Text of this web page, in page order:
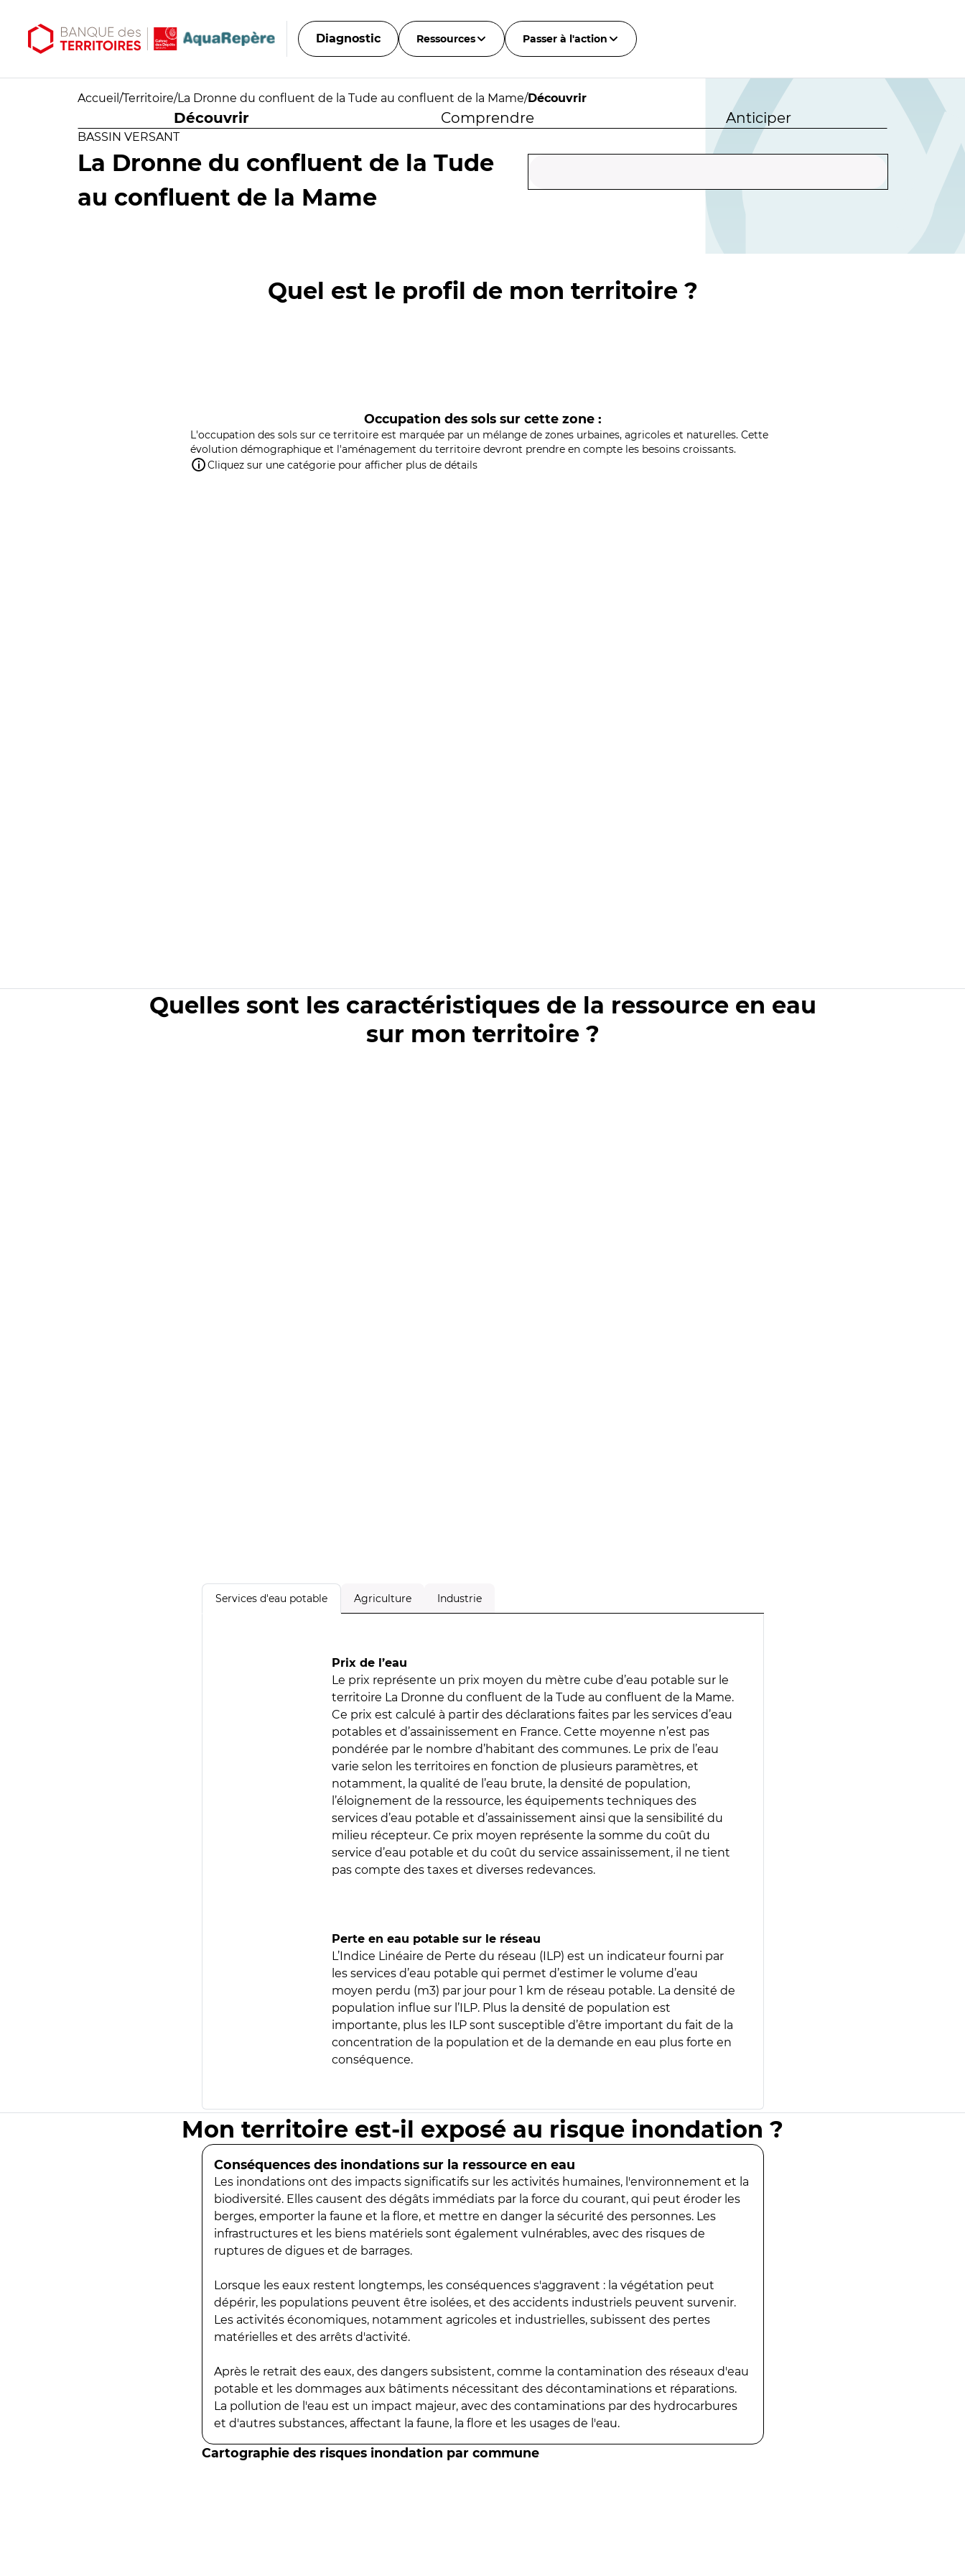
Diagnostic Ressources Passer à l'action
Accueil /Territoire/La Dronne du confluent de la Tude au confluent de la Mame/Découvrir
Découvrir Comprendre Anticiper
BASSIN VERSANT
La Dronne du confluent de la Tude
au confluent de la Mame
Quel est le profil de mon territoire ?
Occupation des sols sur cette zone :
L'occupation des sols sur ce territoire est marquée par un mélange de zones urbaines, agricoles et naturelles. Cette
évolution démographique et l'aménagement du territoire devront prendre en compte les besoins croissants.
Cliquez sur une catégorie pour afficher plus de détails
Quelles sont les caractéristiques de la ressource en eau
sur mon territoire ?
Services d'eau potable Agriculture Industrie
Prix de l’eau
Le prix représente un prix moyen du mètre cube d’eau potable sur le
territoire La Dronne du confluent de la Tude au confluent de la Mame.
Ce prix est calculé à partir des déclarations faites par les services d’eau
potables et d’assainissement en France. Cette moyenne n’est pas
pondérée par le nombre d’habitant des communes. Le prix de l’eau
varie selon les territoires en fonction de plusieurs paramètres, et
notamment, la qualité de l’eau brute, la densité de population,
l’éloignement de la ressource, les équipements techniques des
services d’eau potable et d’assainissement ainsi que la sensibilité du
milieu récepteur. Ce prix moyen représente la somme du coût du
service d’eau potable et du coût du service assainissement, il ne tient
pas compte des taxes et diverses redevances.
Perte en eau potable sur le réseau
L’Indice Linéaire de Perte du réseau (ILP) est un indicateur fourni par
les services d’eau potable qui permet d’estimer le volume d’eau
moyen perdu (m3) par jour pour 1 km de réseau potable. La densité de
population influe sur l’ILP. Plus la densité de population est
importante, plus les ILP sont susceptible d’être important du fait de la
concentration de la population et de la demande en eau plus forte en
conséquence.
Mon territoire est-il exposé au risque inondation ?
Conséquences des inondations sur la ressource en eau
Les inondations ont des impacts significatifs sur les activités humaines, l'environnement et la
biodiversité. Elles causent des dégâts immédiats par la force du courant, qui peut éroder les
berges, emporter la faune et la flore, et mettre en danger la sécurité des personnes. Les
infrastructures et les biens matériels sont également vulnérables, avec des risques de
ruptures de digues et de barrages.
Lorsque les eaux restent longtemps, les conséquences s'aggravent : la végétation peut
dépérir, les populations peuvent être isolées, et des accidents industriels peuvent survenir.
Les activités économiques, notamment agricoles et industrielles, subissent des pertes
matérielles et des arrêts d'activité.
Après le retrait des eaux, des dangers subsistent, comme la contamination des réseaux d'eau
potable et les dommages aux bâtiments nécessitant des décontaminations et réparations.
La pollution de l'eau est un impact majeur, avec des contaminations par des hydrocarbures
et d'autres substances, affectant la faune, la flore et les usages de l'eau.
Cartographie des risques inondation par commune